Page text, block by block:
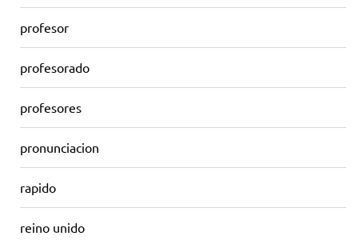
profesor
profesorado
profesores
pronunciacion
rapido
reino unido